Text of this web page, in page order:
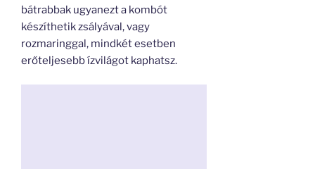
bátrabbak ugyanezt a kombót
készíthetik zsályával, vagy
rozmaringgal, mindkét esetben
erőteljesebb ízvilágot kaphatsz.